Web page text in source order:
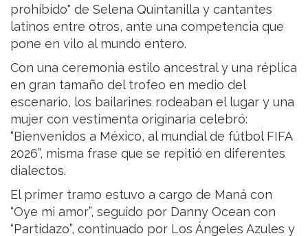
prohíbido" de Selena Quintanilla y cantantes
latinos entre otros, ante una competencia que
pone en vilo al mundo entero.
Con una ceremonia estilo ancestral y una réplica
en gran tamaño del trofeo en medio del
escenario, los bailarines rodeaban el lugar y una
mujer con vestimenta originaria celebró:
“Bienvenidos a México, al mundial de fútbol FIFA
2026”, misma frase que se repitió en diferentes
dialectos.
El primer tramo estuvo a cargo de Maná con
“Oye mi amor”, seguido por Danny Ocean con
“Partidazo”, continuado por Los Ángeles Azules y